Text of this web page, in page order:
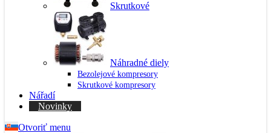
Skrutkové
Náhradné diely
Bezolejové kompresory
Skrutkové kompresory
Nářadí
Novinky
Otvoriť menu